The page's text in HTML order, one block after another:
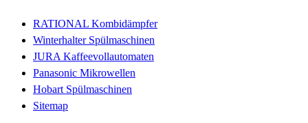
RATIONAL Kombidämpfer
Winterhalter Spülmaschinen
JURA Kaffeevollautomaten
Panasonic Mikrowellen
Hobart Spülmaschinen
Sitemap